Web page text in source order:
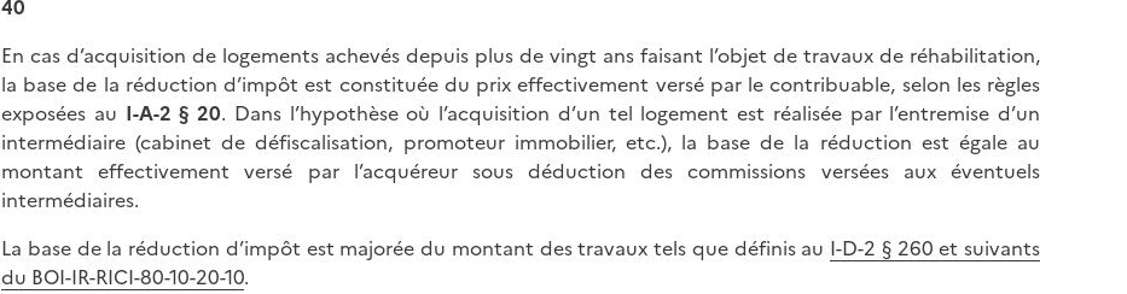
40
En cas d’acquisition de logements achevés depuis plus de vingt ans faisant l’objet de travaux de réhabilitation,
la base de la réduction d’impôt est constituée du prix effectivement versé par le contribuable, selon les règles
exposées au I-A-2 § 20. Dans l’hypothèse où l’acquisition d’un tel logement est réalisée par l’entremise d’un
intermédiaire (cabinet de défiscalisation, promoteur immobilier, etc.), la base de la réduction est égale au
montant effectivement versé par l’acquéreur sous déduction des commissions versées aux éventuels
intermédiaires.
La base de la réduction d’impôt est majorée du montant des travaux tels que définis au I-D-2 § 260 et suivants
du BOI-IR-RICI-80-10-20-10.